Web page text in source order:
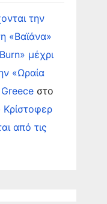
την
«Βαϊάνα»
μέχρι
«Ωραία
στο
από τις